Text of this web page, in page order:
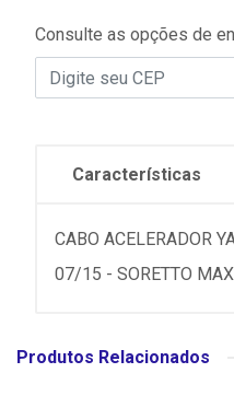
Consulte as opções de
Características
CABO ACELERADOR
07/15 - SORETTO
Produtos Relacionados